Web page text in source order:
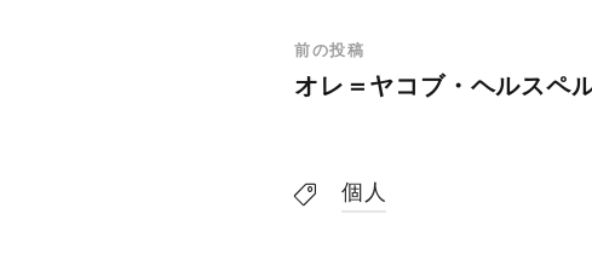
前の投稿
オレ＝ヤコブ・ヘルスペ
個人